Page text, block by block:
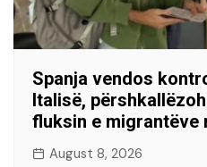
Spanja vendos
Italisë,
fluksin e migrantëve
August 8, 2026